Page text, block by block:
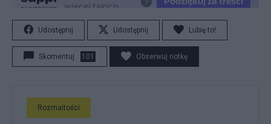
Udostępnij Udostępnij Lubię to!
Skomentuj 101 Obserwuj notkę
Rozmaitości